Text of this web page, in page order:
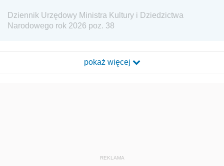
Dziennik Urzędowy Ministra Kultury i Dziedzictwa
Narodowego rok 2026 poz. 38
pokaż więcej
REKLAMA